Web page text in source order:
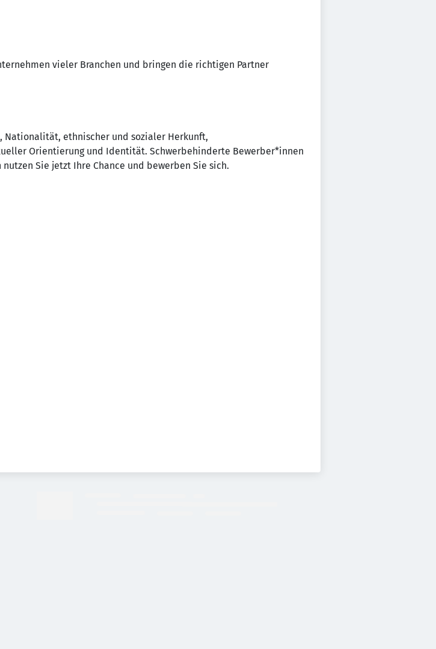
vieler Branchen und bringen die richtigen Partner
Nationalität, ethnischer und sozialer Herkunft,
Orientierung und Identität. Schwerbehinderte Bewerber*innen
Sie jetzt Ihre Chance und bewerben Sie sich.